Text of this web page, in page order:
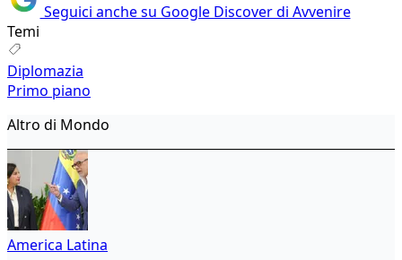
Seguici anche su Google Discover di Avvenire
Temi
Diplomazia
Primo piano
Altro di Mondo
America Latina